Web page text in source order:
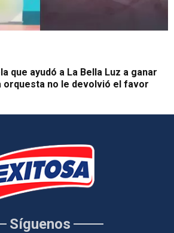
que ayudó a La Bella Luz a ganar
orquesta no le devolvió el favor
Síguenos